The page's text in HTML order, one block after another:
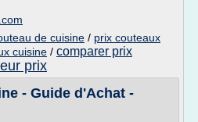
de cuisine / prix couteaux
cuisine / comparer prix
prix
- Guide d'Achat -